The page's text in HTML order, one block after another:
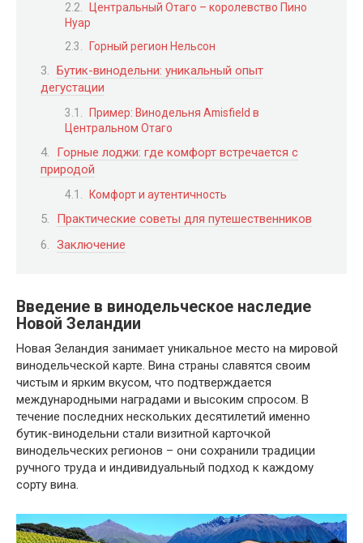
Центральный Отаго – королевство Пино
Нуар
Горный регион Нельсон
Бутик-винодельни: уникальный опыт
дегустации
Пример: Винодельня Amisfield в
Центральном Отаго
Горные лоджи: где комфорт встречается с
природой
Комфорт и аутентичность
Практические советы для путешественников
Заключение
Введение в винодельческое наследие
Новой Зеландии
Новая Зеландия занимает уникальное место на мировой
винодельческой карте. Вина страны славятся своим
чистым и ярким вкусом, что подтверждается
международными наградами и высоким спросом. В
течение последних нескольких десятилетий именно
бутик-винодельни стали визитной карточкой
винодельческих регионов – они сохранили традиции
ручного труда и индивидуальный подход к каждому
сорту вина.